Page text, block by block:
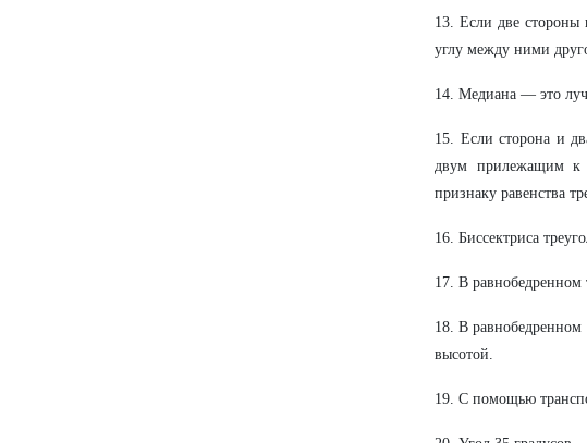
13. Если две стороны
углу между ними
14. Медиана — это
15. Если сторона и
двум прилежащим к
признаку равенства
16. Биссектриса
17. В равнобедренном
18. В равнобедренном
высотой.
19. С помощью